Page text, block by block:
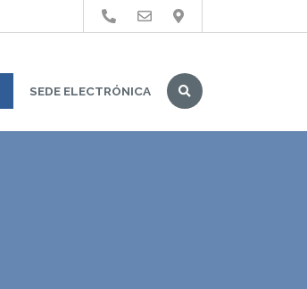
SEDE ELECTRÓNICA
Buscar